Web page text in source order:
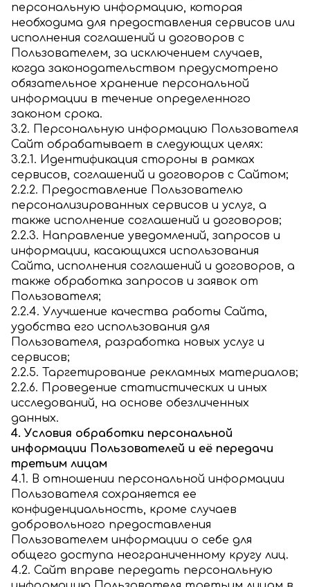
персональную информацию, которая
необходима для предоставления сервисов или
исполнения соглашений и договоров с
Пользователем, за исключением случаев,
когда законодательством предусмотрено
обязательное хранение персональной
информации в течение определенного
законом срока.
3.2. Персональную информацию Пользователя
Сайт обрабатывает в следующих целях:
3.2.1. Идентификация стороны в рамках
сервисов, соглашений и договоров с Сайтом;
2.2.2. Предоставление Пользователю
персонализированных сервисов и услуг, а
также исполнение соглашений и договоров;
2.2.3. Направление уведомлений, запросов и
информации, касающихся использования
Сайта, исполнения соглашений и договоров, а
также обработка запросов и заявок от
Пользователя;
2.2.4. Улучшение качества работы Сайта,
удобства его использования для
Пользователя, разработка новых услуг и
сервисов;
2.2.5. Таргетирование рекламных материалов;
2.2.6. Проведение статистических и иных
исследований, на основе обезличенных
данных.
4. Условия обработки персональной
информации Пользователей и её передачи
третьим лицам
4.1. В отношении персональной информации
Пользователя сохраняется ее
конфиденциальность, кроме случаев
добровольного предоставления
Пользователем информации о себе для
общего доступа неограниченному кругу лиц.
4.2. Сайт вправе передать персональную